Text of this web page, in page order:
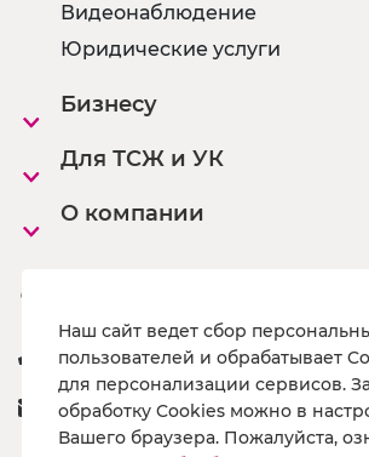
Видеонаблюдение
Юридические услуги
Бизнесу
Для ТСЖ и УК
О компании
8 800 222 55 19
a@pg19.ru
Наш сайт ведет сбор
пользователей и обрабатывает
для персонализации сервисов.
обработку Cookies можно в
Вашего браузера. Пожалуйста,